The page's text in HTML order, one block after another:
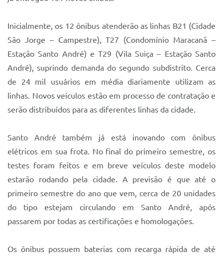
Inicialmente, os 12 ônibus atenderão as linhas B21 (Cidade
São Jorge – Campestre), T27 (Condomínio Maracanã –
Estação Santo André) e T29 (Vila Suiça – Estação Santo
André), suprindo demanda do segundo subdistrito. Cerca
de 24 mil usuários em média diariamente utilizam as
linhas. Novos veículos estão em processo de contratação e
serão distribuídos para as diferentes linhas da cidade.
Santo André também já está inovando com ônibus
elétricos em sua frota. No final do primeiro semestre, os
testes foram feitos e em breve veículos deste modelo
estarão rodando pela cidade. A previsão é que até o
primeiro semestre do ano que vem, cerca de 20 unidades
do tipo estejam circulando em Santo André, após
passarem por todas as certificações e homologações.
Os ônibus possuem baterias com recarga rápida de até